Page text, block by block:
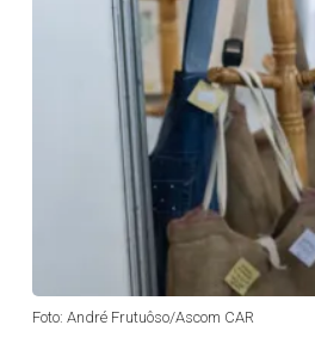
Foto: André Frutuôso/Ascom CAR